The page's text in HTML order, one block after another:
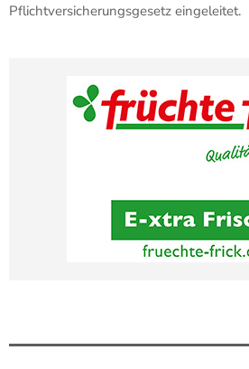
Pflichtversicherungsgesetz eingeleitet.